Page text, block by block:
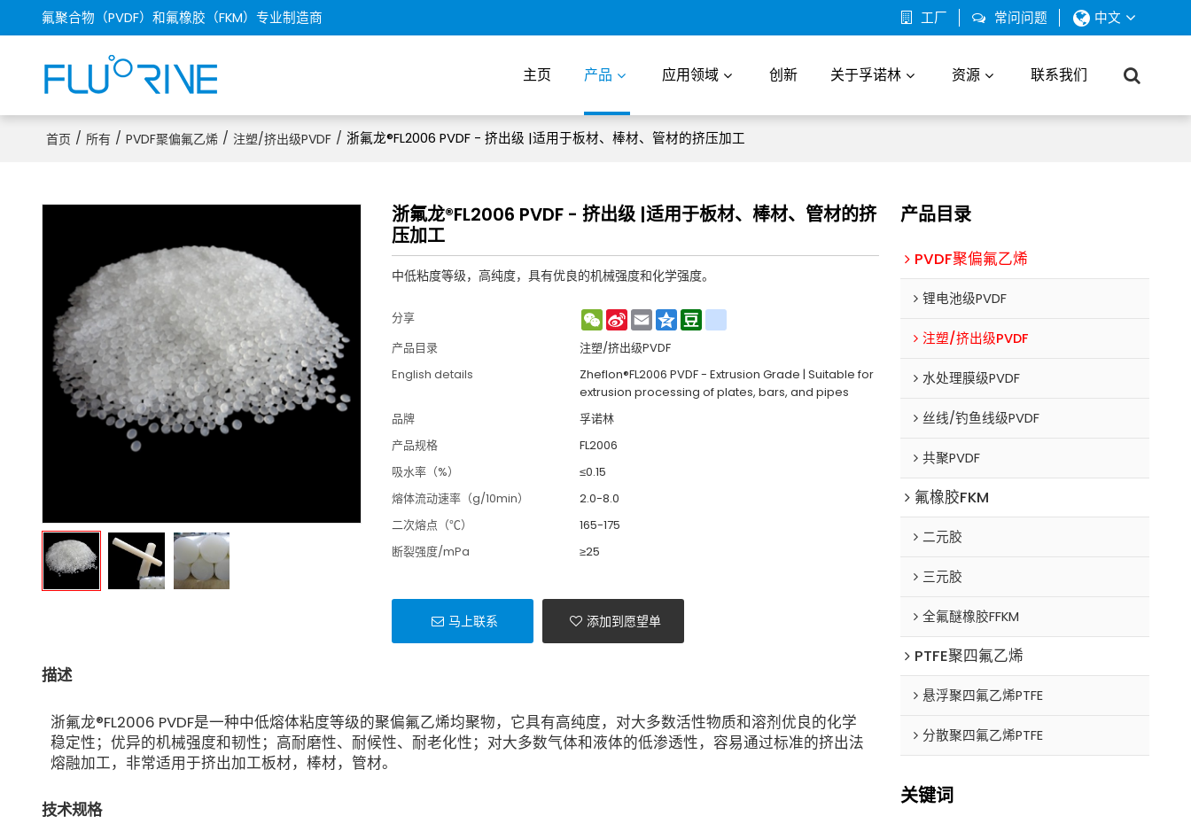
氟聚合物（PVDF）和氟橡胶（FKM）专业制造商 工厂 常问问题 中文
主页 产品 应用领域 创新 关于孚诺林 资源 联系我们
首页 / 所有 / PVDF聚偏氟乙烯 / 注塑/挤出级PVDF / 浙氟龙®FL2006 PVDF - 挤出级 |适用于板材、棒材、管材的挤压加工
浙氟龙®FL2006 PVDF - 挤出级 |适用于板材、棒材、管材的挤
压加工
中低粘度等级，高纯度，具有优良的机械强度和化学强度。
分享 WeChat
Sina
Weibo
EmailQzoneDouban
产品目录
注塑/挤出级PVDF
English details
Zheflon®FL2006 PVDF - Extrusion Grade | Suitable for
extrusion processing of plates, bars, and pipes
品牌
孚诺林
产品规格
FL2006
吸水率（%）
≤0.15
熔体流动速率（g/10min）
2.0-8.0
二次熔点（℃）
165-175
断裂强度/mPa
≥25
马上联系 添加到愿望单
描述
浙氟龙®FL2006 PVDF是一种中低熔体粘度等级的聚偏氟乙烯均聚物，它具有高纯度，对大多数活性物质和溶剂优良的化学
稳定性；优异的机械强度和韧性；高耐磨性、耐候性、耐老化性；对大多数气体和液体的低渗透性，容易通过标准的挤出法
熔融加工，非常适用于挤出加工板材，棒材，管材。
技术规格
产品目录
PVDF聚偏氟乙烯
锂电池级PVDF
注塑/挤出级PVDF
水处理膜级PVDF
丝线/钓鱼线级PVDF
共聚PVDF
氟橡胶FKM
二元胶
三元胶
全氟醚橡胶FFKM
PTFE聚四氟乙烯
悬浮聚四氟乙烯PTFE
分散聚四氟乙烯PTFE
关键词